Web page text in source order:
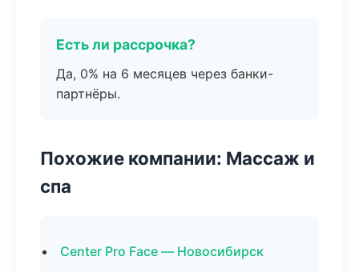
Есть ли рассрочка?
Да, 0% на 6 месяцев через банки-
партнёры.
Похожие компании: Массаж и
спа
Center Pro Face — Новосибирск